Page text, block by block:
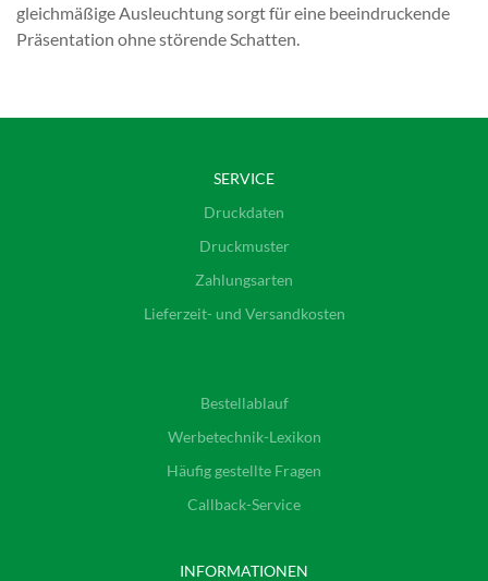
gleichmäßige Ausleuchtung sorgt für eine beeindruckende
Präsentation ohne störende Schatten.
SERVICE
Druckdaten
Druckmuster
Zahlungsarten
Lieferzeit- und Versandkosten
Bestellablauf
Werbetechnik-Lexikon
Häufig gestellte Fragen
Callback-Service
INFORMATIONEN